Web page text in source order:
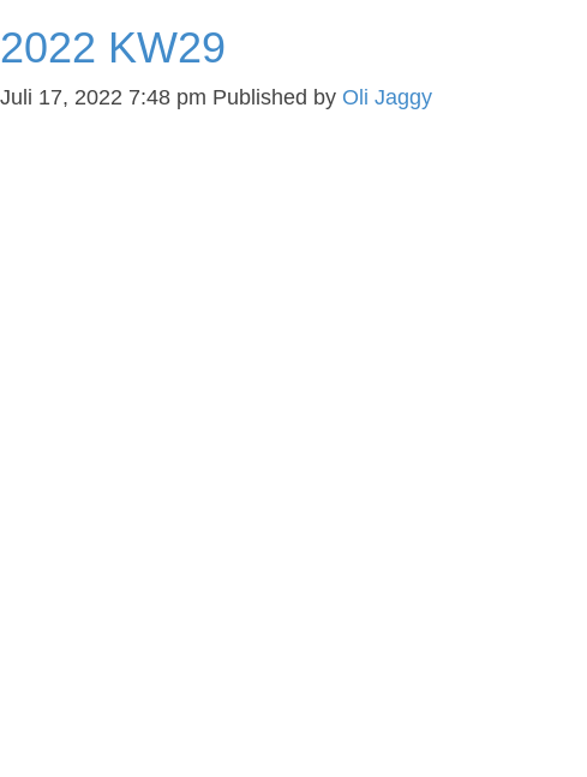
2022 KW29
Juli 17, 2022 7:48 pm Published by Oli Jaggy